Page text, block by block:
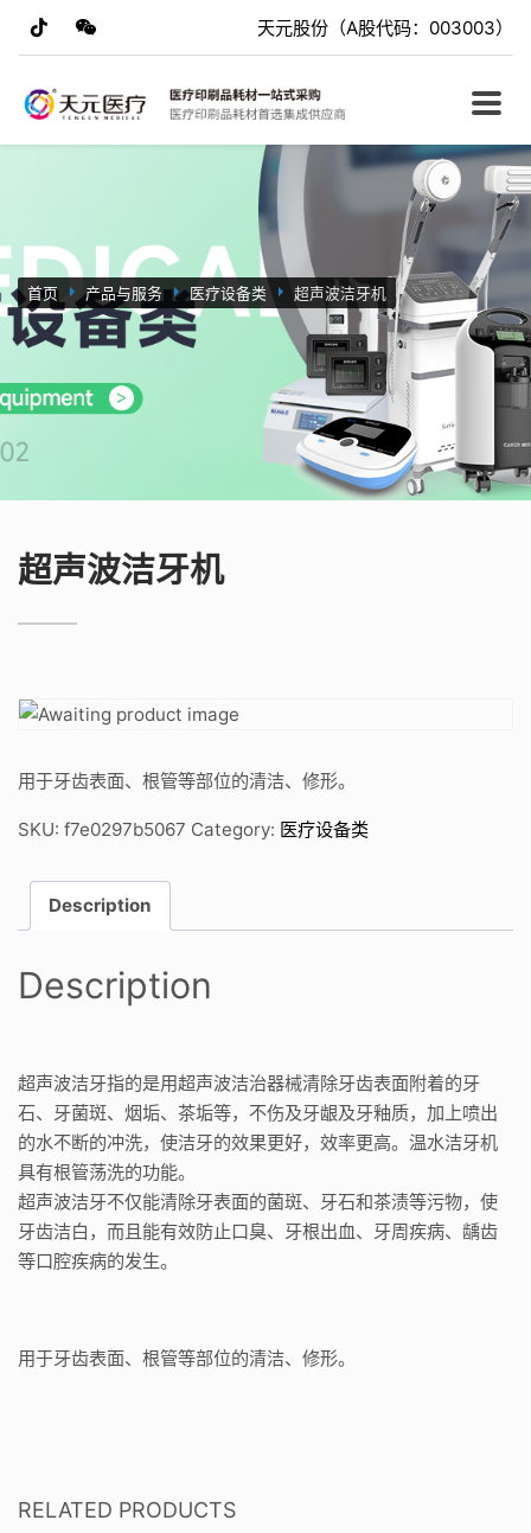
天元股份（A股代码：003003）
首页 产品与服务 医疗设备类 超声波洁牙机
超声波洁牙机
用于牙齿表面、根管等部位的清洁、修形。
SKU: f7e0297b5067 Category: 医疗设备类
Description
Description
超声波洁牙指的是用超声波洁治器械清除牙齿表面附着的牙
石、牙菌斑、烟垢、茶垢等，不伤及牙龈及牙釉质，加上喷出
的水不断的冲洗，使洁牙的效果更好，效率更高。温水洁牙机
具有根管荡洗的功能。
超声波洁牙不仅能清除牙表面的菌斑、牙石和茶渍等污物，使
牙齿洁白，而且能有效防止口臭、牙根出血、牙周疾病、龋齿
等口腔疾病的发生。
用于牙齿表面、根管等部位的清洁、修形。
RELATED PRODUCTS